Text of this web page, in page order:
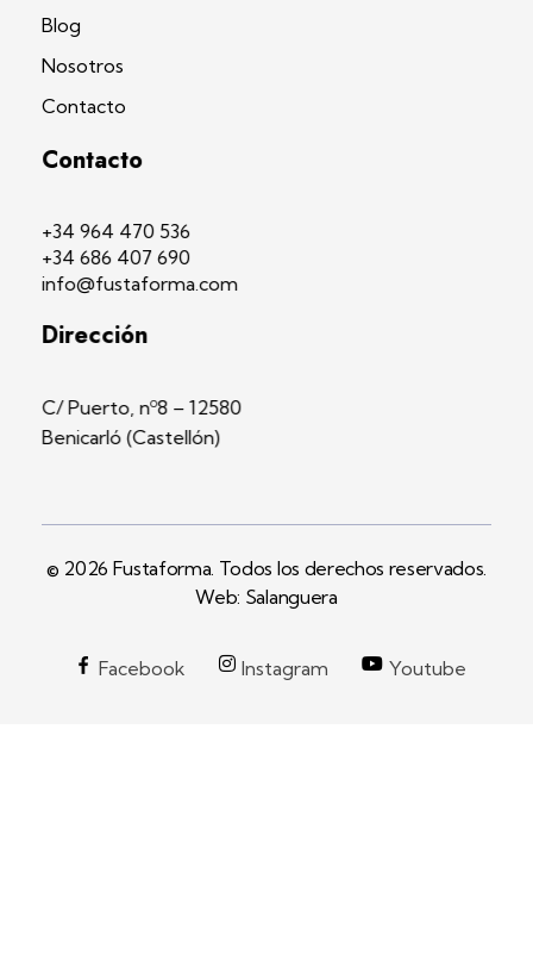
Blog
Nosotros
Contacto
Contacto
+34 964 470 536
+34 686 407 690
info@fustaforma.com
Dirección
C/ Puerto, nº8 – 12580
Benicarló (Castellón)
© 2026 Fustaforma. Todos los derechos reservados.
Web: Salanguera
Facebook Instagram Youtube